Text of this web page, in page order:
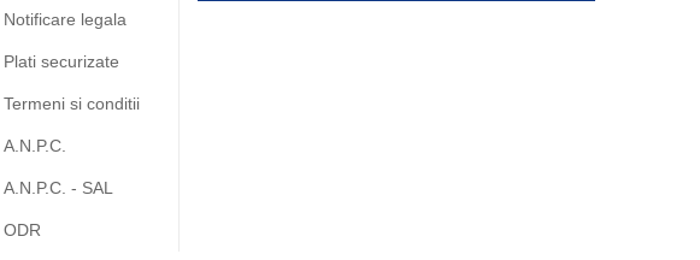
Notificare legala
Plati securizate
Termeni si conditii
A.N.P.C.
A.N.P.C. - SAL
ODR